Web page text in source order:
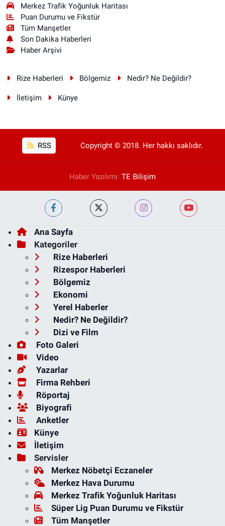
Merkez Trafik Yoğunluk Haritası
Puan Durumu ve Fikstür
Tüm Manşetler
Son Dakika Haberleri
Haber Arşivi
Rize Haberleri Bölgemiz Nedir? Ne Değildir?
İletişim Künye
RSS Copyright © 2018. Her hakkı saklıdır.
Haber Yazılımı: TE Bilişim
Ana Sayfa
Kategoriler
Rize Haberleri
Rizespor Haberleri
Bölgemiz
Ekonomi
Yerel Haberler
Nedir? Ne Değildir?
Dizi ve Film
Foto Galeri
Video
Yazarlar
Firma Rehberi
Röportaj
Biyografi
Anketler
Künye
İletişim
Servisler
Merkez Nöbetçi Eczaneler
Merkez Hava Durumu
Merkez Trafik Yoğunluk Haritası
Süper Lig Puan Durumu ve Fikstür
Tüm Manşetler